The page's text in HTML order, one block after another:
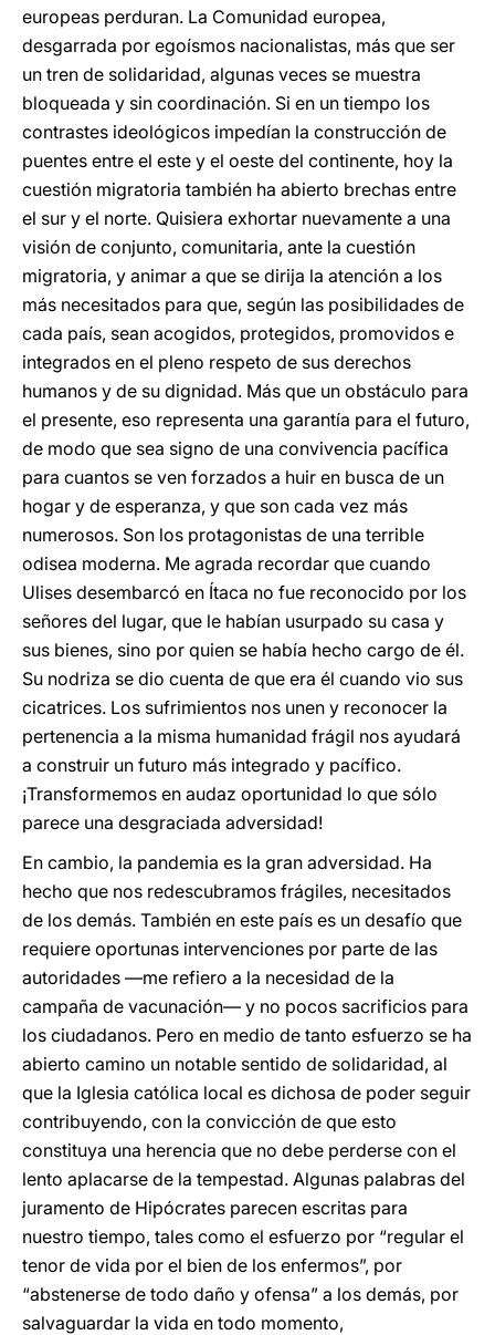
europeas perduran. La Comunidad europea,
desgarrada por egoísmos nacionalistas, más que ser
un tren de solidaridad, algunas veces se muestra
bloqueada y sin coordinación. Si en un tiempo los
contrastes ideológicos impedían la construcción de
puentes entre el este y el oeste del continente, hoy la
cuestión migratoria también ha abierto brechas entre
el sur y el norte. Quisiera exhortar nuevamente a una
visión de conjunto, comunitaria, ante la cuestión
migratoria, y animar a que se dirija la atención a los
más necesitados para que, según las posibilidades de
cada país, sean acogidos, protegidos, promovidos e
integrados en el pleno respeto de sus derechos
humanos y de su dignidad. Más que un obstáculo para
el presente, eso representa una garantía para el futuro,
de modo que sea signo de una convivencia pacífica
para cuantos se ven forzados a huir en busca de un
hogar y de esperanza, y que son cada vez más
numerosos. Son los protagonistas de una terrible
odisea moderna. Me agrada recordar que cuando
Ulises desembarcó en Ítaca no fue reconocido por los
señores del lugar, que le habían usurpado su casa y
sus bienes, sino por quien se había hecho cargo de él.
Su nodriza se dio cuenta de que era él cuando vio sus
cicatrices. Los sufrimientos nos unen y reconocer la
pertenencia a la misma humanidad frágil nos ayudará
a construir un futuro más integrado y pacífico.
¡Transformemos en audaz oportunidad lo que sólo
parece una desgraciada adversidad!
En cambio, la pandemia es la gran adversidad. Ha
hecho que nos redescubramos frágiles, necesitados
de los demás. También en este país es un desafío que
requiere oportunas intervenciones por parte de las
autoridades —me refiero a la necesidad de la
campaña de vacunación— y no pocos sacrificios para
los ciudadanos. Pero en medio de tanto esfuerzo se ha
abierto camino un notable sentido de solidaridad, al
que la Iglesia católica local es dichosa de poder seguir
contribuyendo, con la convicción de que esto
constituya una herencia que no debe perderse con el
lento aplacarse de la tempestad. Algunas palabras del
juramento de Hipócrates parecen escritas para
nuestro tiempo, tales como el esfuerzo por “regular el
tenor de vida por el bien de los enfermos”, por
“abstenerse de todo daño y ofensa” a los demás, por
salvaguardar la vida en todo momento,